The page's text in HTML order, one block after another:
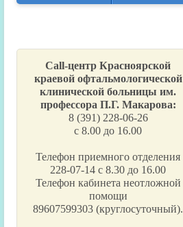
Call-центр Красноярской
краевой офтальмологической
клинической больницы им.
профессора П.Г. Макарова:
8 (391) 228-06-26
с 8.00 до 16.00
Телефон приемного отделения
228-07-14 с 8.30 до 16.00
Телефон кабинета неотложной
помощи
89607599303 (круглосуточный).